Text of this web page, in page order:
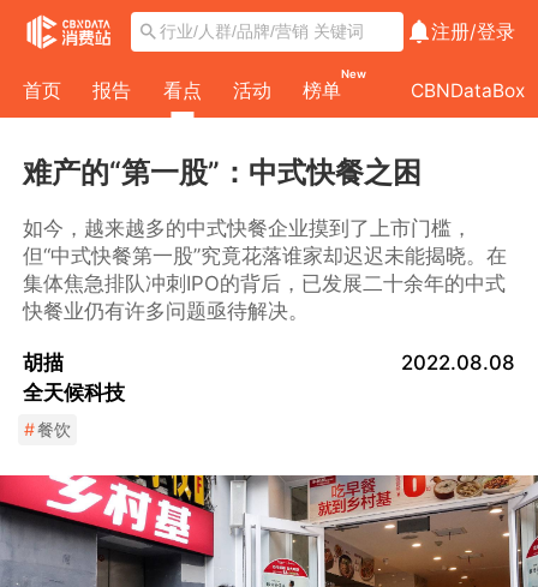
注册/登录
首页 报告 看点 活动 榜单
New
CBNDataBox
难产的“第一股”：中式快餐之困
如今，越来越多的中式快餐企业摸到了上市门槛，
但“中式快餐第一股”究竟花落谁家却迟迟未能揭晓。在
集体焦急排队冲刺IPO的背后，已发展二十余年的中式
快餐业仍有许多问题亟待解决。
胡描
全天候科技
2022.08.08
#餐饮